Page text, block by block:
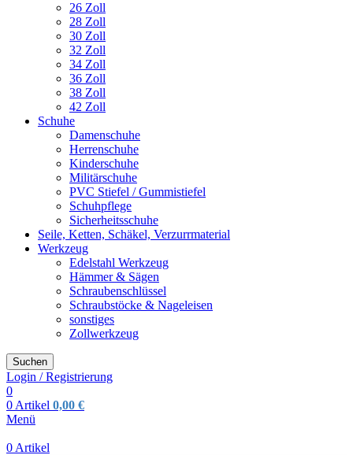
26 Zoll
28 Zoll
30 Zoll
32 Zoll
34 Zoll
36 Zoll
38 Zoll
42 Zoll
Schuhe
Damenschuhe
Herrenschuhe
Kinderschuhe
Militärschuhe
PVC Stiefel / Gummistiefel
Schuhpflege
Sicherheitsschuhe
Seile, Ketten, Schäkel, Verzurrmaterial
Werkzeug
Edelstahl Werkzeug
Hämmer & Sägen
Schraubenschlüssel
Schraubstöcke & Nageleisen
sonstiges
Zollwerkzeug
Suchen
Login / Registrierung
0
0 Artikel 0,00 €
Menü
0 Artikel